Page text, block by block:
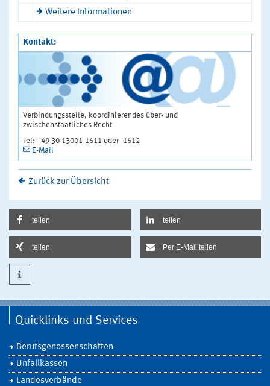
Weitere Informationen
Kontakt:
Verbindungsstelle, koordinierendes über- und
zwischenstaatliches Recht
Tel: +49 30 13001-1611 oder -1612
E-Mail
Zurück zur Übersicht
teilen teilen
teilen Per E-Mail teilen
Quicklinks und Services
Berufsgenossenschaften
Unfallkassen
Landesverbände